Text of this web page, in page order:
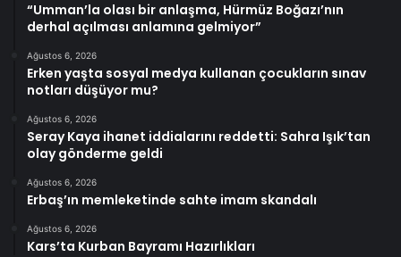
“Umman’la olası bir anlaşma, Hürmüz Boğazı’nın
derhal açılması anlamına gelmiyor”
Ağustos 6, 2026
Erken yaşta sosyal medya kullanan çocukların sınav
notları düşüyor mu?
Ağustos 6, 2026
Seray Kaya ihanet iddialarını reddetti: Sahra Işık’tan
olay gönderme geldi
Ağustos 6, 2026
Erbaş’ın memleketinde sahte imam skandalı
Ağustos 6, 2026
Kars’ta Kurban Bayramı Hazırlıkları